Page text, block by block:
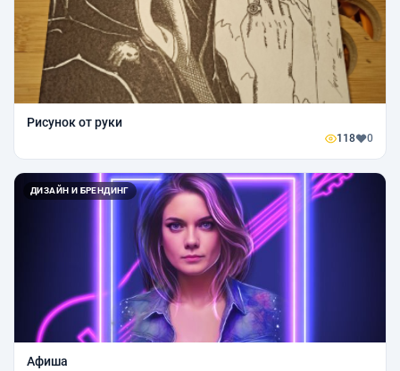
Рисунок от руки
118 0
ДИЗАЙН И БРЕНДИНГ
Афиша